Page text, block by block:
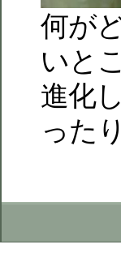
何が
いと
進化
った